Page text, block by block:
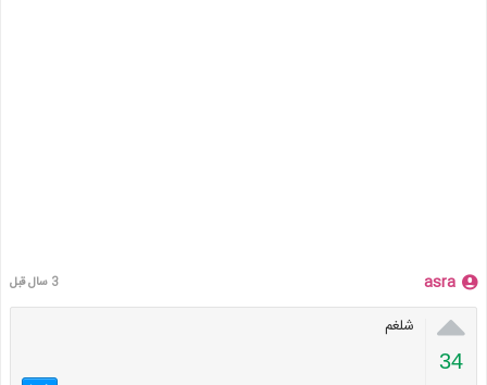
asra 3 سال قبل

34
شلغم